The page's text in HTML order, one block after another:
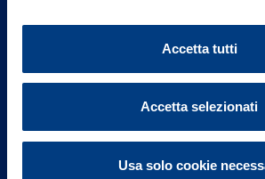
Accetta tutti
Accetta selezionati
Usa solo cookie
FAQ
Governance
Investor Relations